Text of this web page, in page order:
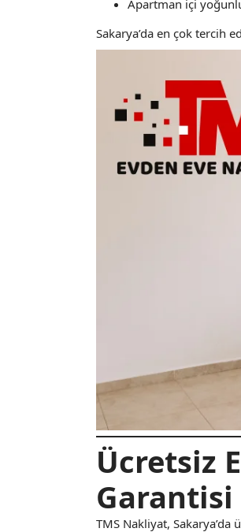
Apartman içi
Sakarya’da en çok tercih
Ücretsiz
Garantisi
TMS Nakliyat,